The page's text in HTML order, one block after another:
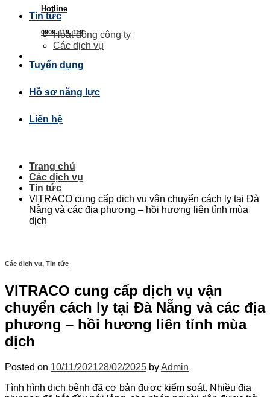
Hotline
0909. 119. 119
Tin tức
Hoạt động công ty
Các dịch vụ
Tuyển dụng
Hồ sơ năng lực
Liên hệ
Trang chủ
Các dịch vụ
Tin tức
VITRACO cung cấp dịch vụ vận chuyển cách ly tại Đà
Nẵng và các địa phương – hồi hương liên tỉnh mùa
dịch
Các dịch vụ, Tin tức
VITRACO cung cấp dịch vụ vận
chuyển cách ly tại Đà Nẵng và các địa
phương – hồi hương liên tỉnh mùa
dịch
Posted on 10/11/202128/02/2025 byAdmin
Tình hình dịch bệnh đã cơ bản được kiểm soát. Nhiều địa